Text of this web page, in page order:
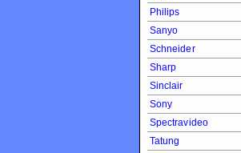
Philips
Sanyo
Schneider
Sharp
Sinclair
Sony
Spectravideo
Tatung